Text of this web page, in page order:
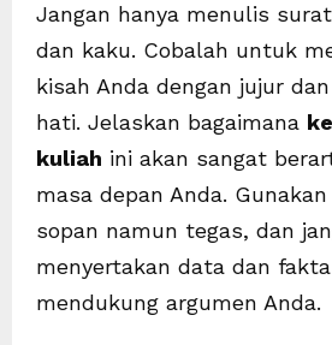
Jangan hanya menulis
dan kaku. Cobalah untuk
kisah Anda dengan jujur
hati. Jelaskan bagaimana
kuliah ini akan sangat
masa depan Anda.
sopan namun tegas, dan
menyertakan data dan
mendukung argumen Anda.